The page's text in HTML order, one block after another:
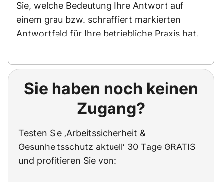
Sie, welche Bedeutung Ihre Antwort auf
einem grau bzw. schraffiert markierten
Antwortfeld für Ihre betriebliche Praxis hat.
Sie haben noch keinen
Zugang?
Testen Sie ‚Arbeitssicherheit &
Gesunheitsschutz aktuell‘ 30 Tage GRATIS
und profitieren Sie von: